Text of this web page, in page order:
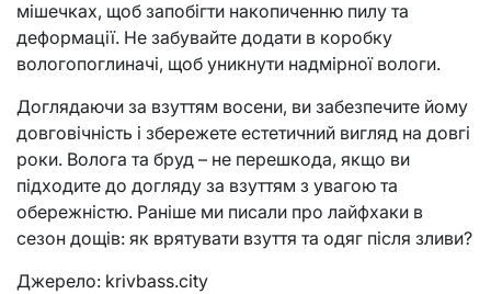
мішечках, щоб запобігти накопиченню пилу та
деформації. Не забувайте додати в коробку
вологопоглиначі, щоб уникнути надмірної вологи.
Доглядаючи за взуттям восени, ви забезпечите йому
довговічність і збережете естетичний вигляд на довгі
роки. Волога та бруд – не перешкода, якщо ви
підходите до догляду за взуттям з увагою та
обережністю. Раніше ми писали про лайфхаки в
сезон дощів: як врятувати взуття та одяг після зливи?
Джерело: krivbass.city